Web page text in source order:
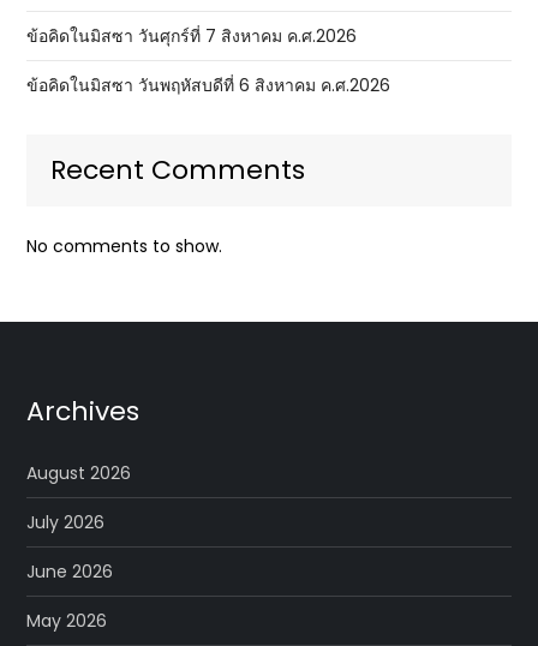
ข้อคิดในมิสซา วันศุกร์ที่ 7 สิงหาคม ค.ศ.2026
ข้อคิดในมิสซา วันพฤหัสบดีที่ 6 สิงหาคม ค.ศ.2026
Recent Comments
No comments to show.
Archives
August 2026
July 2026
June 2026
May 2026